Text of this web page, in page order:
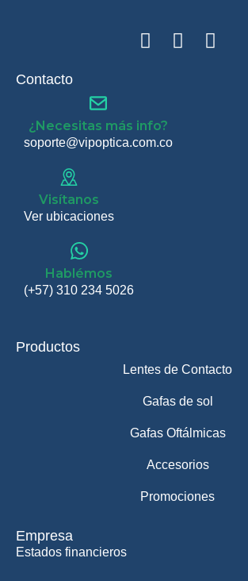
Contacto
¿Necesitas más info?
soporte@vipoptica.com.co
Visítanos
Ver ubicaciones
Hablémos
(+57) 310 234 5026
Productos
Lentes de Contacto
Gafas de sol
Gafas Oftálmicas
Accesorios
Promociones
Empresa
Estados financieros